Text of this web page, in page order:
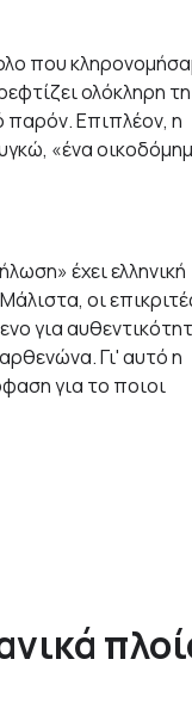
που
ολόκληρη τη
παρόν. Επιπλέον, η
«ένα
έχει ελληνική
οι
για
Γι' αυτό η
για το ποιοι